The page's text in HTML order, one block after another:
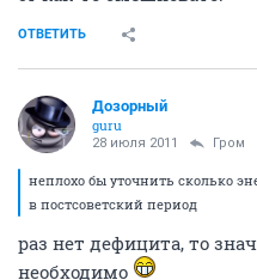
ОТВЕТИТЬ
Дозорный
guru
28 июля 2011 Гром
неплохо бы уточнить сколько
в постсоветский период
раз нет дефицита, то
необходимо